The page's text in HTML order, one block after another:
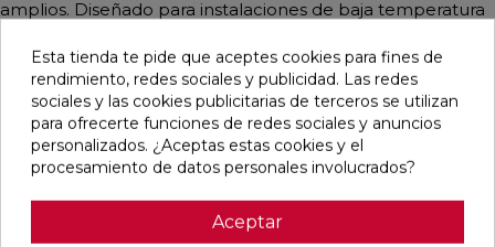
amplios. Diseñado para instalaciones de baja temperatura
Disponible en diferentes medidas, con potencias que
alcanzan hasta 3708 W. Incluye soportes universales del
mismo color, purgador y tapón ciego. Acabado en Blanco
Estándar o personalizable con colores RAL y Acabados
Irsap. Ideal para hogares, oficinas y espacios públicos
gracias a su diseño funcional y elegante.
Esta tienda te pide que aceptes cookies para fines de
rendimiento, redes sociales y publicidad. Las redes
sociales y las cookies publicitarias de terceros se utilizan
para ofrecerte funciones de redes sociales y anuncios
personalizados. ¿Aceptas estas cookies y el
procesamiento de datos personales involucrados?
Aceptar